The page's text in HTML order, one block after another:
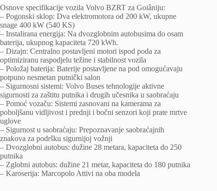
Osnove specifikacije vozila Volvo BZRT za Goiâniju:
– Pogonski sklop: Dva elektromotora od 200 kW, ukupne
snage 400 kW (540 KS)
– Instalirana energija: Na dvozglobnim autobusima do osam
baterija, ukupnog kapaciteta 720 kWh.
– Dizajn: Centralno postavljeni motori ispod poda za
optimiziranu raspodjelu težine i stabilnost vozila
– Položaj baterija: Baterije postavljene na pod omogućavaju
potpuno nesmetan putnički salon
– Sigurnosni sistemi: Volvo Buses tehnologije aktivne
sigurnosti za zaštitu putnika i drugih učesnika u saobraćaju
– Pomoć vozaču: Sistemi zasnovani na kamerama za
poboljšanu vidljivost i prednji i bočni senzori koji prate mrtve
uglove
– Sigurnost u saobraćaju: Prepoznavanje saobraćajnih
znakova za podršku sigurnijoj vožnji
– Dvozglobni autobus: dužine 28 metara, kapaciteta do 250
putnika
– Zglobni autobus: dužine 21 metar, kapaciteta do 180 putnika
– Karoserija: Marcopolo Attivi na oba modela